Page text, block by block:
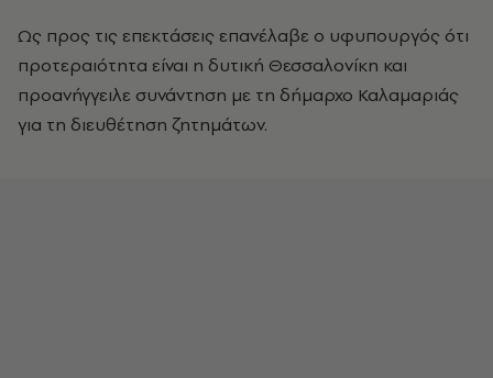
Ως προς τις επεκτάσεις επανέλαβε ο υφυπουργός ότι
προτεραιότητα είναι η δυτική Θεσσαλονίκη και
προανήγγειλε συνάντηση με τη δήμαρχο Καλαμαριάς
για τη διευθέτηση ζητημάτων.